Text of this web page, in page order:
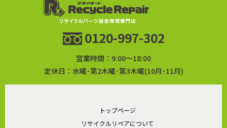
0120-997-302
営業時間：9:00～18:00
定休日：水曜･第2木曜･第3木曜(10月･11月)
トップページ
リサイクルリペアについて